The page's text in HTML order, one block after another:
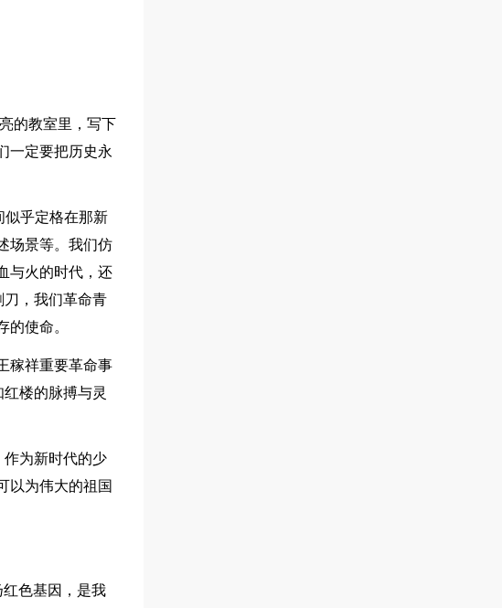
的教室里，写下
一定要把历史永
似乎定格在那新
场景等。我们仿
与火的时代，还
刀，我们革命青
使命。
稼祥重要革命事
楼的脉搏与灵
作为新时代的少
以为伟大的祖国
色基因，是我